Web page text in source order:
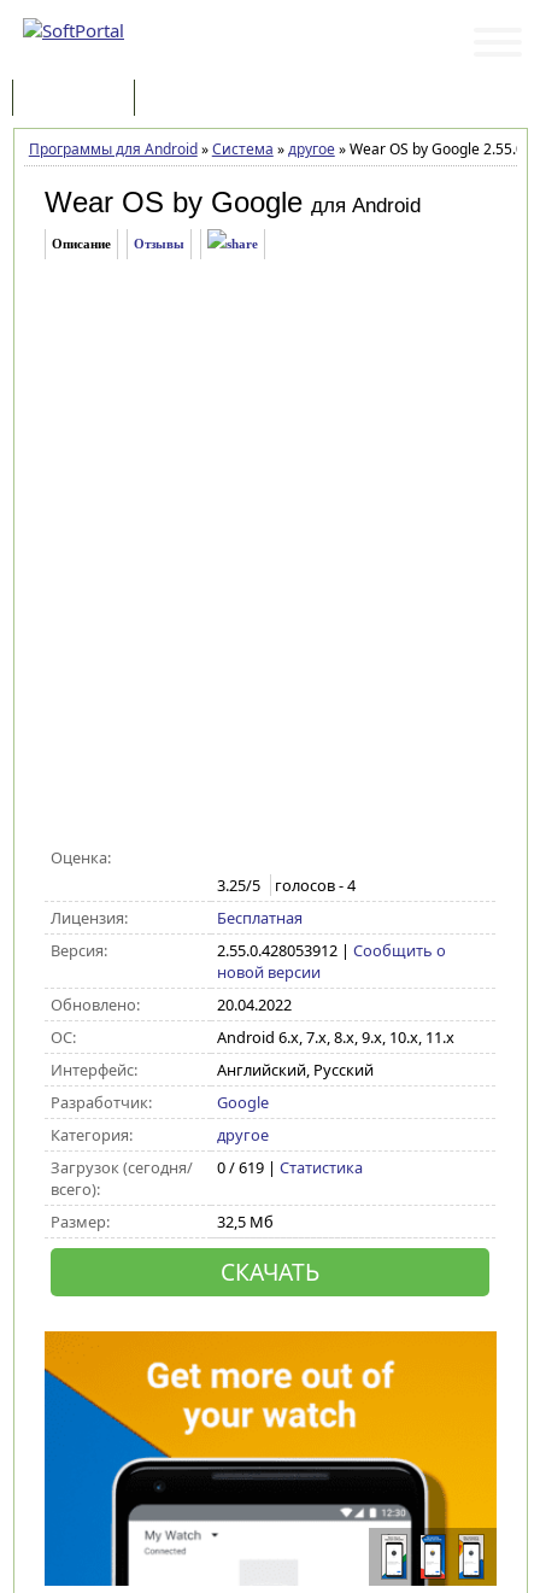
Программы для Android»Система »другое»Wear OS by Google
Wear OS by Google для Android
Описание Отзывы
Оценка:
3.25/5 голосов -4
Лицензия:
Бесплатная
Версия:
2.55.0.428053912| Сообщить о
новой версии
Обновлено:
20.04.2022
ОС:
Android 6.x, 7.x, 8.x, 9.x, 10.x, 11.x
Интерфейс:
Английский, Русский
Разработчик:
Google
Категория:
другое
Загрузок (сегодня/
всего):
0 / 619 | Статистика
Размер: 32,5 Мб
СКАЧАТЬ